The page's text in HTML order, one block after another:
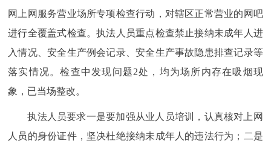
网上网服务营业场所专项检查行动，对辖区正常营业的网吧
进行全覆盖式检查。执法人员重点检查禁止接纳未成年人进
入情况、安全生产例会记录、安全生产事故隐患排查记录等
落实情况。检查中发现问题2处，均为场所内存在吸烟现
象，已当场整改。
执法人员要求一是要加强从业人员培训，认真核对上网
人员的身份证件，坚决杜绝接纳未成年人的违法行为；二是